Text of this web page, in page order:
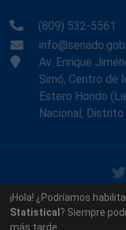
(809) 532-5561
Av. Enrique
Simó, Centro de
Estero Hondo
Nacional,
© 2026 - Memoria
Dominicana.
¡Hola! ¿Podríamos
Statistical ? Siempre
más tarde.